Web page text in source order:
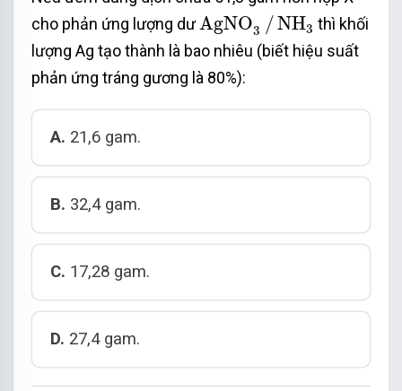
cho phản ứng lượng dưAgNO3 /NH3
AgNO3 NH3
thì khối
lượng Ag tạo thành là bao nhiêu (biết hiệu suất
phản ứng tráng gương là 80%):
A. 21,6 gam.
B. 32,4 gam.
C. 17,28 gam.
D. 27,4 gam.